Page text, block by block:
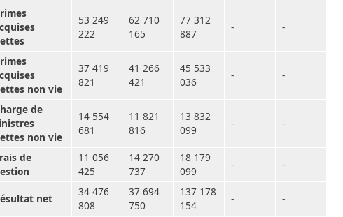
53 249
222
62 710
165
77 312
887
- -
non vie
37 419
821
41 266
421
45 533
036
- -
de
non vie
14 554
681
11 821
816
13 832
099
- -
de
11 056
425
14 270
737
18 179
099
- -
net
34 476
808
37 694
750
137 178
154
- -